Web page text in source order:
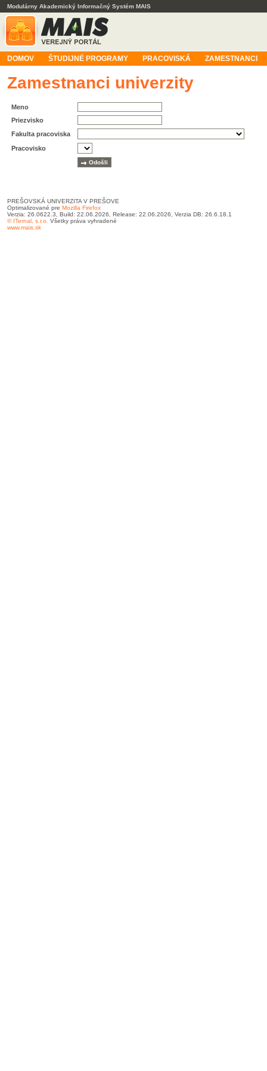
Modulárny Akademický Informačný Systém MAIS
DOMOV ŠTUDIJNÉ PROGRAMY PRACOVISKÁ ZAMESTNANCI
Zamestnanci univerzity
Meno
Priezvisko
Fakulta pracoviska
Pracovisko
PREŠOVSKÁ UNIVERZITA V PREŠOVE
Optimalizované pre Mozilla Firefox
Verzia: 26.0622.3, Build: 22.06.2026, Release: 22.06.2026, Verzia DB: 26.6.18.1
© ITernal, s.r.o. Všetky práva vyhradené
www.mais.sk